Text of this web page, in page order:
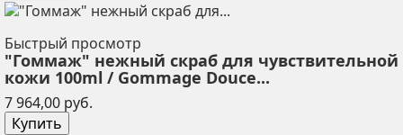
Быстрый просмотр
"Гоммаж" нежный скраб для чувствительной
кожи 100ml / Gommage Douce...
7 964,00 руб.
Купить